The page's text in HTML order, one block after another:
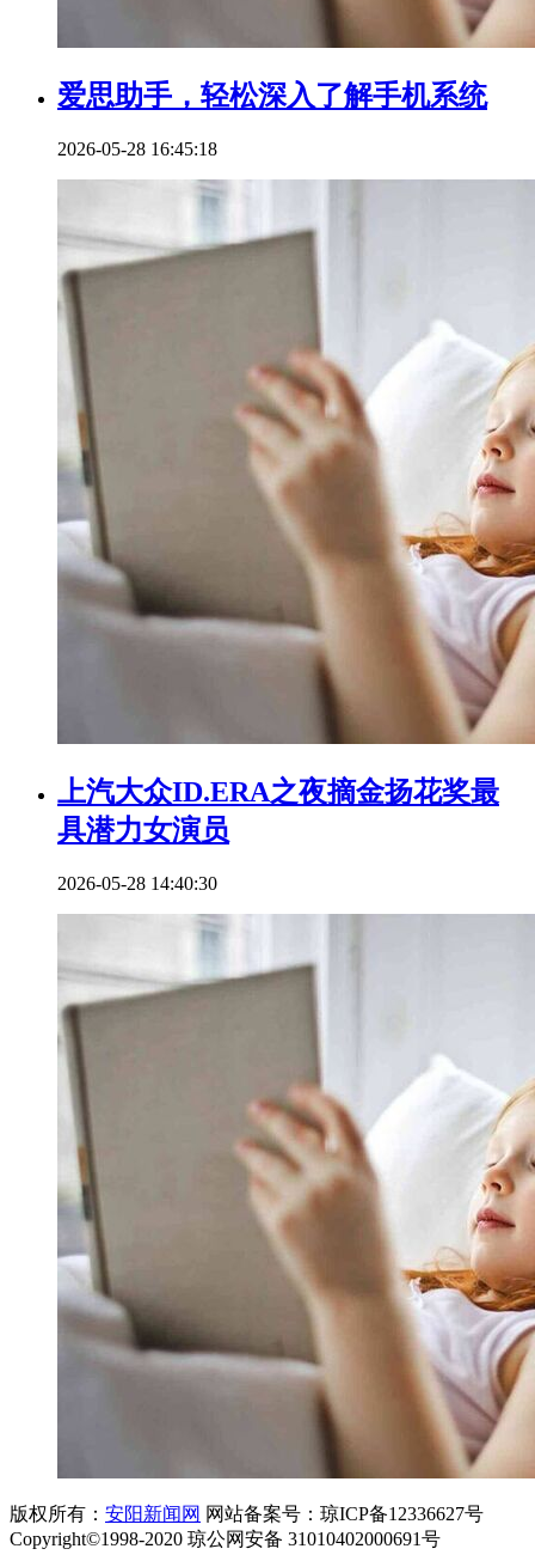
爱思助手，轻松深入了解手机系统
2026-05-28 16:45:18
上汽大众ID.ERA之夜摘金扬花奖最
具潜力女演员
2026-05-28 14:40:30
版权所有： 安阳新闻网 网站备案号：琼ICP备12336627号
Copyright©1998-2020 琼公网安备 31010402000691号